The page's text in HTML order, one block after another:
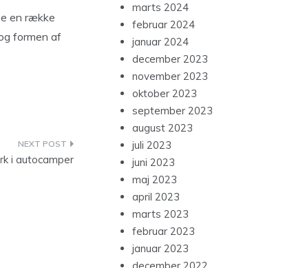
en række
formen af
i autocamper
marts 2024
februar 2024
januar 2024
december 2023
november 2023
oktober 2023
september 2023
august 2023
juli 2023
juni 2023
maj 2023
april 2023
marts 2023
februar 2023
januar 2023